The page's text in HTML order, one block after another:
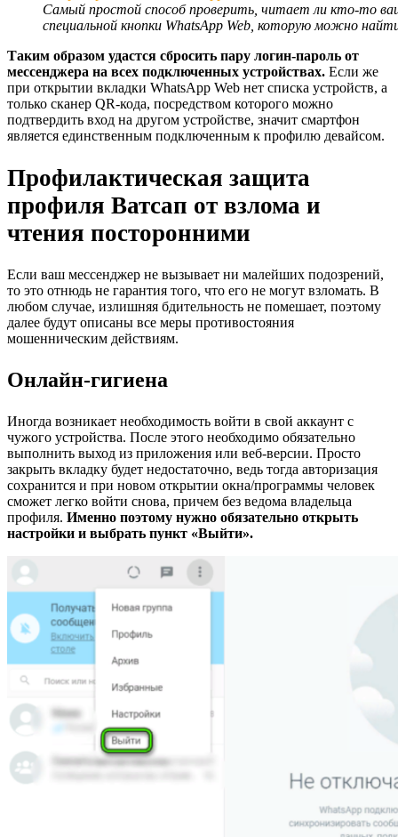
Самый простой способ проверить, читает ли кто-то
специальной кнопки WhatsApp Web, которую можно
Таким образом удастся сбросить пару логин-пароль от
мессенджера на всех подключенных устройствах. Если же
при открытии вкладки WhatsApp Web нет списка устройств, а
только сканер QR-кода, посредством которого можно
подтвердить вход на другом устройстве, значит смартфон
является единственным подключенным к профилю девайсом.
Профилактическая защита
профиля Ватсап от взлома и
чтения посторонними
Если ваш мессенджер не вызывает ни малейших подозрений,
то это отнюдь не гарантия того, что его не могут взломать. В
любом случае, излишняя бдительность не помешает, поэтому
далее будут описаны все меры противостояния
мошенническим действиям.
Онлайн-гигиена
Иногда возникает необходимость войти в свой аккаунт с
чужого устройства. После этого необходимо обязательно
выполнить выход из приложения или веб-версии. Просто
закрыть вкладку будет недостаточно, ведь тогда авторизация
сохранится и при новом открытии окна/программы человек
сможет легко войти снова, причем без ведома владельца
профиля. Именно поэтому нужно обязательно открыть
настройки и выбрать пункт «Выйти».